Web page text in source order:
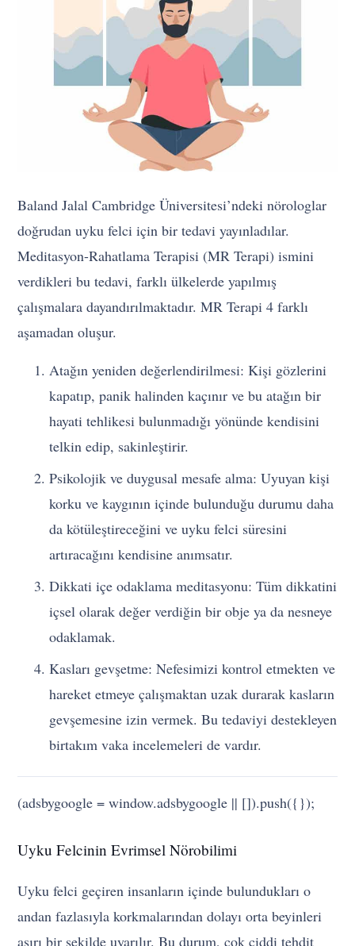
Baland Jalal Cambridge Üniversitesi’ndeki nörologlar
doğrudan uyku felci için bir tedavi yayınladılar.
Meditasyon-Rahatlama Terapisi (MR Terapi) ismini
verdikleri bu tedavi, farklı ülkelerde yapılmış
çalışmalara dayandırılmaktadır. MR Terapi 4 farklı
aşamadan oluşur.
Atağın yeniden değerlendirilmesi: Kişi gözlerini
kapatıp, panik halinden kaçınır ve bu atağın bir
hayati tehlikesi bulunmadığı yönünde kendisini
telkin edip, sakinleştirir.
Psikolojik ve duygusal mesafe alma: Uyuyan kişi
korku ve kaygının içinde bulunduğu durumu daha
da kötüleştireceğini ve uyku felci süresini
artıracağını kendisine anımsatır.
Dikkati içe odaklama meditasyonu: Tüm dikkatini
içsel olarak değer verdiğin bir obje ya da nesneye
odaklamak.
Kasları gevşetme: Nefesimizi kontrol etmekten ve
hareket etmeye çalışmaktan uzak durarak kasların
gevşemesine izin vermek. Bu tedaviyi destekleyen
birtakım vaka incelemeleri de vardır.
(adsbygoogle = window.adsbygoogle || []).push({});
Uyku Felcinin Evrimsel Nörobilimi
Uyku felci geçiren insanların içinde bulundukları o
andan fazlasıyla korkmalarından dolayı orta beyinleri
aşırı bir şekilde uyarılır. Bu durum, çok ciddi tehdit